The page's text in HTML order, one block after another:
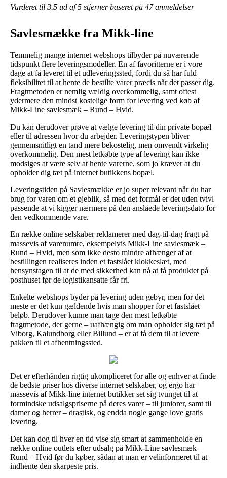
Vurderet til 3.5 ud af 5 stjerner baseret på 47anmeldelser
Savlesmække fra Mikk-line
Temmelig mange internet webshops tilbyder på nuværende
tidspunkt flere leveringsmodeller. En af favoritterne er i vore
dage at få leveret til et udleveringssted, fordi du så har fuld
fleksibilitet til at hente de bestilte varer præcis når det passer dig.
Fragtmetoden er nemlig vældig overkommelig, samt oftest
ydermere den mindst kostelige form for levering ved køb af
Mikk-Line savlesmæk – Rund – Hvid.
Du kan derudover prøve at vælge levering til din private bopæl
eller til adressen hvor du arbejder. Leveringstypen bliver
gennemsnitligt en tand mere bekostelig, men omvendt virkelig
overkommelig. Den mest letkøbte type af levering kan ikke
modsiges at være selv at hente varerne, som jo kræver at du
opholder dig tæt på internet butikkens bopæl.
Leveringstiden på Savlesmække er jo super relevant når du har
brug for varen om et øjeblik, så med det formål er det uden tvivl
passende at vi kigger nærmere på den anslåede leveringsdato for
den vedkommende vare.
En række online selskaber reklamerer med dag-til-dag fragt på
massevis af varenumre, eksempelvis Mikk-Line savlesmæk –
Rund – Hvid, men som ikke desto mindre afhænger af at
bestillingen realiseres inden et fastslået klokkeslæt, med
hensynstagen til at de med sikkerhed kan nå at få produktet på
posthuset før de logistikansatte får fri.
Enkelte webshops byder på levering uden gebyr, men for det
meste er det kun gældende hvis man shopper for et fastslået
beløb. Derudover kunne man tage den mest letkøbte
fragtmetode, der gerne – uafhængig om man opholder sig tæt på
Viborg, Kalundborg eller Billund – er at få dem til at levere
pakken til et afhentningssted.
Det er efterhånden rigtig ukompliceret for alle og enhver at finde
de bedste priser hos diverse internet selskaber, og ergo har
massevis af Mikk-line internet butikker set sig tvunget til at
formindske udsalgspriserne på deres varer – til juniorer, samt til
damer og herrer – drastisk, og endda nogle gange love gratis
levering.
Det kan dog til hver en tid vise sig smart at sammenholde en
række online outlets efter udsalg på Mikk-Line savlesmæk –
Rund – Hvid før du køber, sådan at man er velinformeret til at
indhente den skarpeste pris.